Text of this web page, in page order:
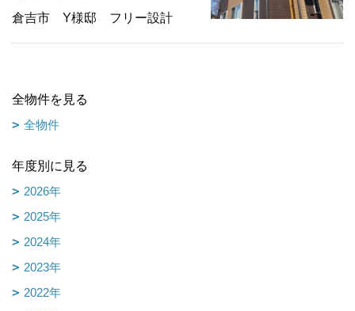
倉吉市 Y様邸 フリー設計
全物件を見る
全物件
年度別に見る
2026年
2025年
2024年
2023年
2022年